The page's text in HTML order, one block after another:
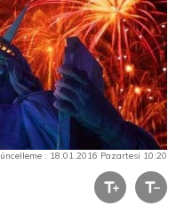
: 18.01.2016 Pazartesi 10:20